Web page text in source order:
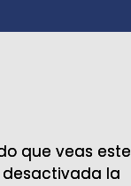
que veas este
desactivada la
que veas este
desactivada la